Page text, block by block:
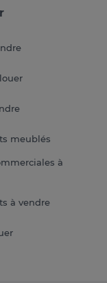
meublés
à
à vendre